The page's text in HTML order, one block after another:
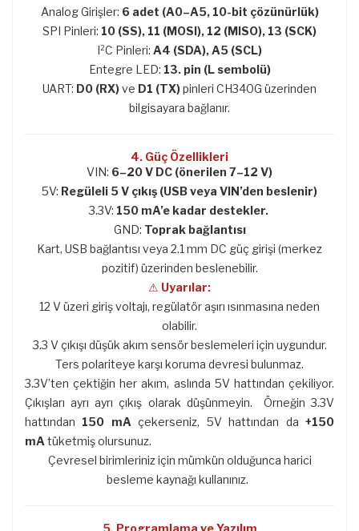
Analog Girişler: 6 adet (A0–A5, 10-bit çözünürlük)
SPI Pinleri: 10 (SS), 11 (MOSI), 12 (MISO), 13 (SCK)
I²C Pinleri: A4 (SDA), A5 (SCL)
Entegre LED: 13. pin (L sembolü)
UART: D0 (RX)ve D1 (TX)pinleri CH340G üzerinden
bilgisayara bağlanır.
4. Güç Özellikleri
VIN: 6–20 V DC (önerilen 7–12 V)
5V: Regüleli 5 V çıkış (USB veya VIN’den beslenir)
3.3V: 150 mA’e kadar destekler.
GND: Toprak bağlantısı
Kart, USB bağlantısı veya 2.1 mm DC güç girişi (merkez
pozitif) üzerinden beslenebilir.
⚠ Uyarılar:
12 V üzeri giriş voltajı, regülatör aşırı ısınmasına neden
olabilir.
3.3 V çıkışı düşük akım sensör beslemeleri için uygundur.
Ters polariteye karşı koruma devresi bulunmaz.
3.3V’ten çektiğin her akım, aslında 5V hattından çekiliyor.
Çıkışları ayrı ayrı çıkış olarak düşünmeyin. Örneğin 3.3V
hattından 150 mA çekerseniz, 5V hattından da+150
mA tüketmiş olursunuz.
Çevresel birimleriniz için mümkün olduğunca harici
besleme kaynağı kullanınız.
5. Programlama ve Yazılım